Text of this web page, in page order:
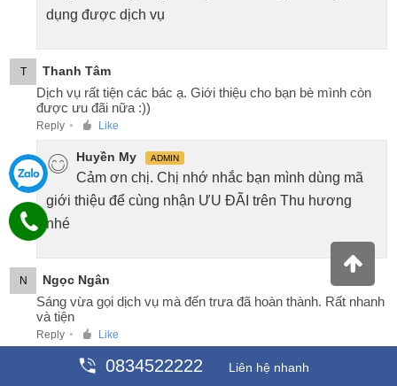
dụng được dịch vụ
T Thanh Tâm
Dịch vụ rất tiện các bác ạ. Giới thiệu cho bạn bè mình còn
được ưu đãi nữa :))
Reply ● Like
Huyền My ADMIN
Cảm ơn chị. Chị nhớ nhắc bạn mình dùng mã
giới thiệu để cùng nhận ƯU ĐÃI trên Thu hương
nhé
N Ngọc Ngân
Sáng vừa gọi dịch vụ mà đến trưa đã hoàn thành. Rất nhanh
và tiện
Reply ● Like
Huyền My ADMIN
0834522222 Liên hệ nhanh